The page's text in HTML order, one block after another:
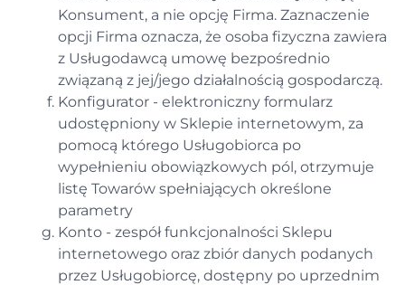
Konsument, a nie opcję Firma. Zaznaczenie
opcji Firma oznacza, że osoba fizyczna zawiera
z Usługodawcą umowę bezpośrednio
związaną z jej/jego działalnością gospodarczą.
Konfigurator - elektroniczny formularz
udostępniony w Sklepie internetowym, za
pomocą którego Usługobiorca po
wypełnieniu obowiązkowych pól, otrzymuje
listę Towarów spełniających określone
parametry
Konto - zespół funkcjonalności Sklepu
internetowego oraz zbiór danych podanych
przez Usługobiorcę, dostępny po uprzednim